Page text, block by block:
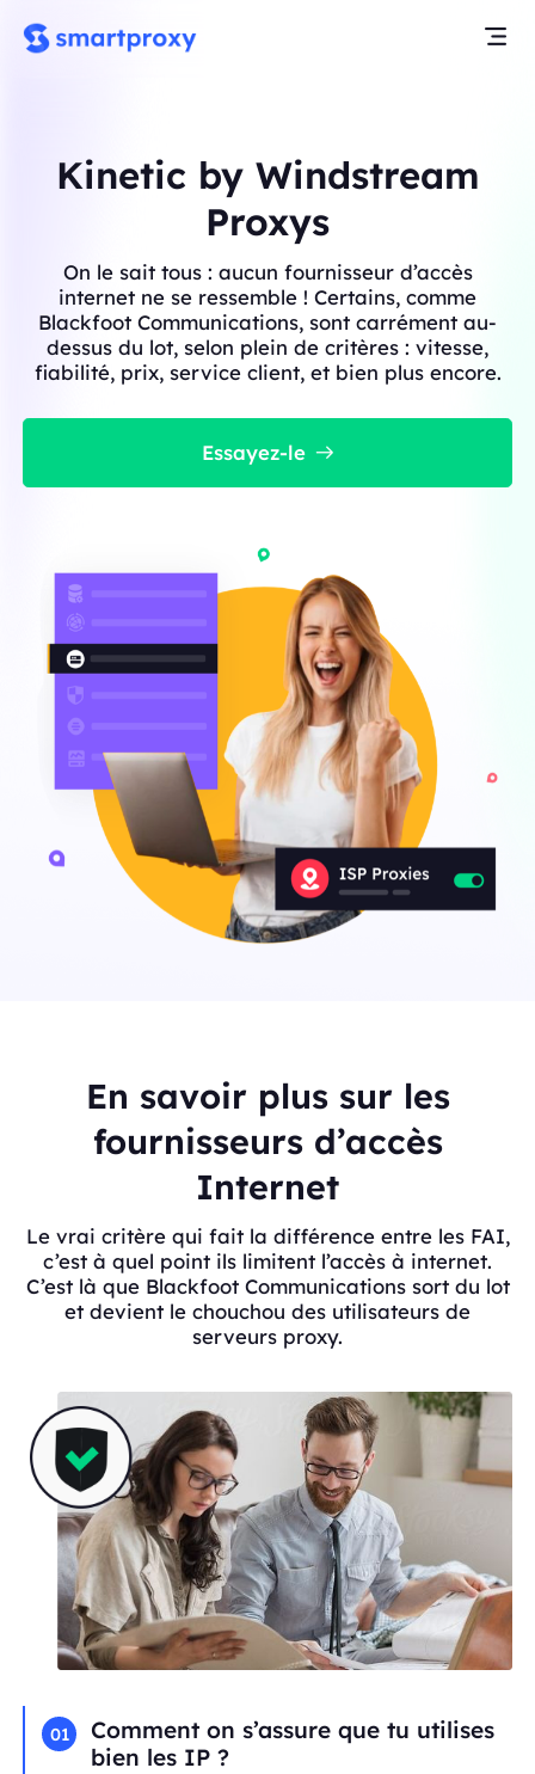
Kinetic by Windstream
Proxys
On le sait tous : aucun fournisseur d’accès
internet ne se ressemble ! Certains, comme
Blackfoot Communications, sont carrément au-
dessus du lot, selon plein de critères : vitesse,
fiabilité, prix, service client, et bien plus encore.
Essayez-le
En savoir plus sur les
fournisseurs d’accès
Internet
Le vrai critère qui fait la différence entre les FAI,
c’est à quel point ils limitent l’accès à internet.
C’est là que Blackfoot Communications sort du lot
et devient le chouchou des utilisateurs de
serveurs proxy.
01
Comment on s’assure que tu utilises
bien les IP ?